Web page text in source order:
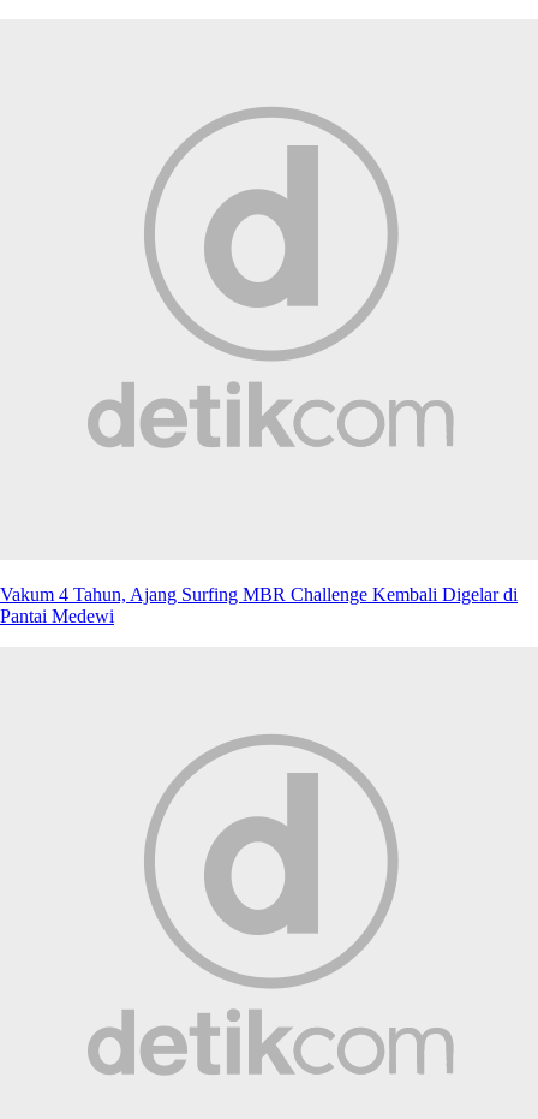
Vakum 4 Tahun, Ajang Surfing MBR Challenge Kembali Digelar di
Pantai Medewi